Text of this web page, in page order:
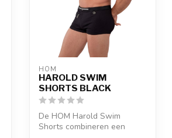
HOM
HAROLD SWIM
SHORTS BLACK
De HOM Harold Swim
Shorts combineren een